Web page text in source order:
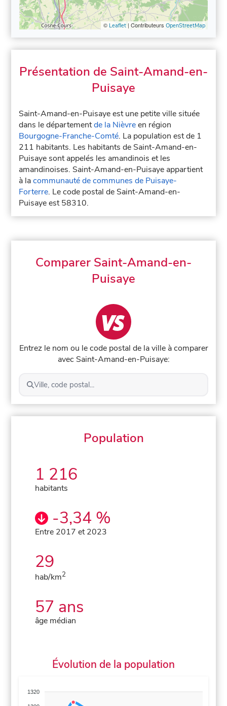
© Leaflet| Contributeurs OpenStreetMap
Présentation de Saint-Amand-en-
Puisaye
Saint-Amand-en-Puisaye est une petite ville située
dans le départementde la Nièvreen région
Bourgogne-Franche-Comté. La population est de 1
211 habitants. Les habitants de Saint-Amand-en-
Puisaye sont appelés les amandinois et les
amandinoises. Saint-Amand-en-Puisaye appartient
à lacommunauté de communes de Puisaye-
Forterre. Le code postal de Saint-Amand-en-
Puisaye est 58310.
Comparer Saint-Amand-en-
Puisaye
Entrez le nom ou le code postal de la ville à comparer
avec Saint-Amand-en-Puisaye:
Ville, code postal...
Population
1 216
habitants
-3,34 %
Entre 2017 et 2023
29
hab/km2
57 ans
âge médian
Évolution de la population
1320